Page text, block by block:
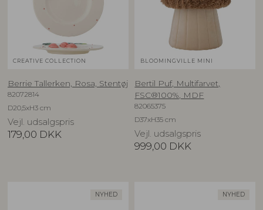
CREATIVE COLLECTION
Berrie Tallerken, Rosa, Stentøj
82072814
D20,5xH3 cm
Vejl. udsalgspris
179,00 DKK
BLOOMINGVILLE MINI
Bertil Puf, Multifarvet,
FSC®100%, MDF
82065375
D37xH35 cm
Vejl. udsalgspris
999,00 DKK
NYHED NYHED